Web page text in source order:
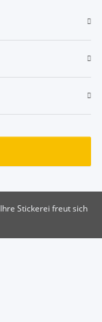
Ihre Stickerei freut sich